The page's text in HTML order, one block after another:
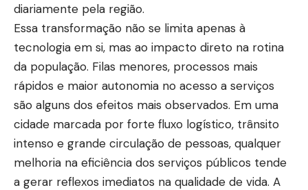
diariamente pela região.
Essa transformação não se limita apenas à
tecnologia em si, mas ao impacto direto na rotina
da população. Filas menores, processos mais
rápidos e maior autonomia no acesso a serviços
são alguns dos efeitos mais observados. Em uma
cidade marcada por forte fluxo logístico, trânsito
intenso e grande circulação de pessoas, qualquer
melhoria na eficiência dos serviços públicos tende
a gerar reflexos imediatos na qualidade de vida. A